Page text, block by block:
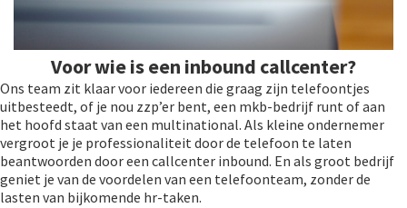
Voor wie is een inbound callcenter?
Ons team zit klaar voor iedereen die graag zijn telefoontjes
uitbesteedt, of je nou zzp’er bent, een mkb-bedrijf runt of aan
het hoofd staat van een multinational. Als kleine ondernemer
vergroot je je professionaliteit door de telefoon te laten
beantwoorden door een callcenter inbound. En als groot bedrijf
geniet je van de voordelen van een telefoonteam, zonder de
lasten van bijkomende hr-taken.